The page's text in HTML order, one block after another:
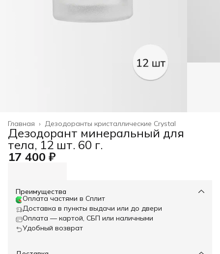
Дезодоранты кристаллические Crystal
Главная ›
Дезодорант минеральный для
тела, 12 шт. 60 г.
17 400 ₽
Преимущества
Оплата частями в Сплит
Доставка в пункты выдачи или до двери
Оплата — картой, СБП или наличными
Удобный возврат